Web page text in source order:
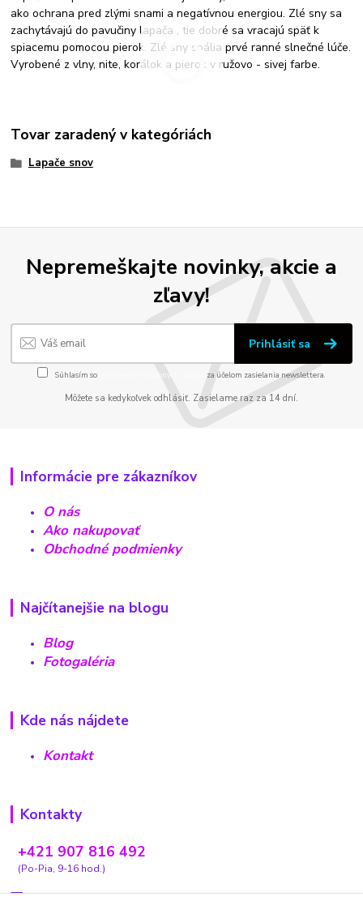
ako ochrana pred zlými snami a negatívnou energiou. Zlé sny sa
zachytávajú do pavučiny lapača , tie dobré sa vracajú späť k
spiacemu pomocou pierok. Zlé sny spália prvé ranné slnečné lúče.
Vyrobené z vlny, nite, korálok a pierok v ružovo - sivej farbe.
Tovar zaradený v kategóriách
Lapače snov
Nepremeškajte novinky, akcie a
zľavy!
Prihlásiť sa
Súhlasím so spracovaním osobných údajov za účelom zasielania newslettera.
Môžete sa kedykoľvek odhlásiť. Zasielame raz za 14 dní.
Informácie pre zákazníkov
O nás
Ako nakupovať
Obchodné podmienky
Najčítanejšie na blogu
Blog
Fotogaléria
Kde nás nájdete
Kontakt
Kontakty
+421 907 816 492
(Po-Pia, 9-16 hod.)
carovnyobchodik13@gmail.com